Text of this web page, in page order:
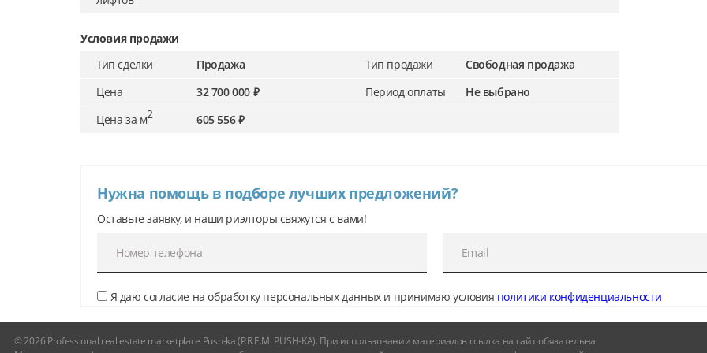
Условия продажи
Тип сделки
Продажа
Цена
32 700 000 ₽
Цена за м2 605 556 ₽
Тип продажи
Свободная продажа
Период оплаты
Не выбрано
Нужна помощь в подборе лучших предложений?
Оставьте заявку, и наши риэлторы свяжутся с вами!
Я даю согласие на обработку персональных данных и принимаю условия политики конфиденциальности
© 2026 Professional real estate marketplace Push-ka (P.R.E.M. PUSH-KA). При использовании материалов ссылка на сайт обязательна.